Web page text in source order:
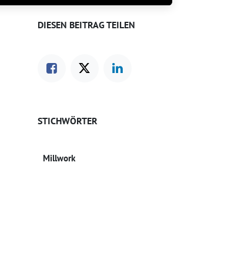
DIESEN BEITRAG TEILEN
STICHWÖRTER
Millwork